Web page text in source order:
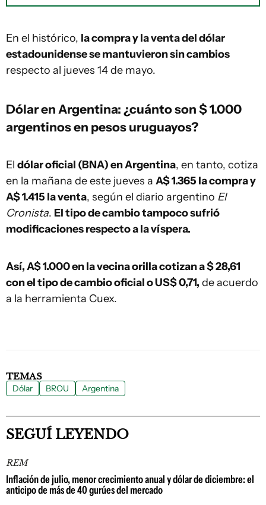
En el histórico, la compra y la venta del dólar
estadounidense se mantuvieron sin cambios
respecto al jueves 14 de mayo.
Dólar en Argentina: ¿cuánto son $ 1.000
argentinos en pesos uruguayos?
El dólar oficial (BNA) en Argentina, en tanto, cotiza
en la mañana de este jueves a A$ 1.365 la compra y
A$ 1.415 la venta, según el diario argentino El
Cronista. El tipo de cambio tampoco sufrió
modificaciones respecto a la víspera.
Así, A$ 1.000 en la vecina orilla cotizan a $ 28,61
con el tipo de cambio oficial o US$ 0,71, de acuerdo
a la herramienta Cuex.
TEMAS
Dólar BROU Argentina
SEGUÍ LEYENDO
REM
Inflación de julio, menor crecimiento anual y dólar de diciembre: el
anticipo de más de 40 gurúes del mercado